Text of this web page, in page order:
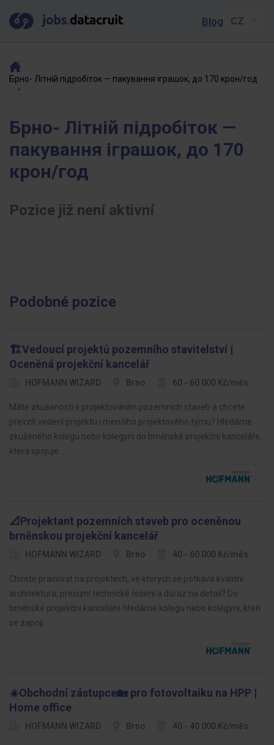
Blog
Брно- Літній підробіток — пакування іграшок, до 170 крон/год
Брно- Літній підробіток —
пакування іграшок, до 170
крон/год
Pozice již není aktivní
Podobné pozice
🏗️Vedoucí projektů pozemního stavitelství |
Oceněná projekční kancelář
HOFMANN WIZARD Brno 60 - 60 000 Kč/měs
Máte zkušenosti s projektováním pozemních staveb a chcete
převzít vedení projektu i menšího projektového týmu? Hledáme
zkušeného kolegu nebo kolegyni do brněnské projekční kanceláře,
která spojuje…
📐Projektant pozemních staveb pro oceněnou
brněnskou projekční kancelář
HOFMANN WIZARD Brno 40 - 60 000 Kč/měs
Chcete pracovat na projektech, ve kterých se potkává kvalitní
architektura, precizní technické řešení a důraz na detail? Do
brněnské projekční kanceláře hledáme kolegu nebo kolegyni, kteří
se zapojí…
☀️Obchodní zástupce🏡 pro fotovoltaiku na HPP |
Home office
HOFMANN WIZARD Brno 40 - 40 000 Kč/měs